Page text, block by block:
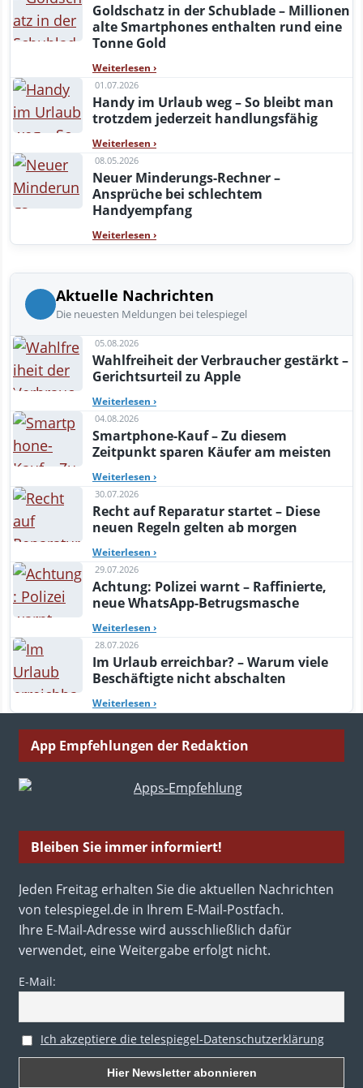
Goldschatz in der Schublade – Millionen
alte Smartphones enthalten rund eine
Tonne Gold
Weiterlesen ›
01.07.2026
Handy im Urlaub weg – So bleibt man
trotzdem jederzeit handlungsfähig
Weiterlesen ›
08.05.2026
Neuer Minderungs-Rechner –
Ansprüche bei schlechtem
Handyempfang
Weiterlesen ›
Aktuelle Nachrichten
Die neuesten Meldungen bei telespiegel
05.08.2026
Wahlfreiheit der Verbraucher gestärkt –
Gerichtsurteil zu Apple
Weiterlesen ›
04.08.2026
Smartphone-Kauf – Zu diesem
Zeitpunkt sparen Käufer am meisten
Weiterlesen ›
30.07.2026
Recht auf Reparatur startet – Diese
neuen Regeln gelten ab morgen
Weiterlesen ›
29.07.2026
Achtung: Polizei warnt – Raffinierte,
neue WhatsApp-Betrugsmasche
Weiterlesen ›
28.07.2026
Im Urlaub erreichbar? – Warum viele
Beschäftigte nicht abschalten
Weiterlesen ›
App Empfehlungen der Redaktion
Bleiben Sie immer informiert!
Jeden Freitag erhalten Sie die aktuellen Nachrichten
von telespiegel.de in Ihrem E-Mail-Postfach.
Ihre E-Mail-Adresse wird ausschließlich dafür
verwendet, eine Weitergabe erfolgt nicht.
E-Mail:
Ich akzeptiere die telespiegel-Datenschutzerklärung